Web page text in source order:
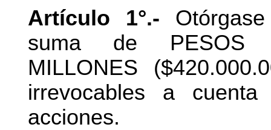
Artículo 1°.-
suma de PESOS
MILLONES
irrevocables a
acciones.